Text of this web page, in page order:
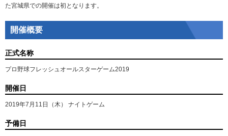
た宮城県での開催は初となります。
開催概要
正式名称
プロ野球フレッシュオールスターゲーム2019
開催日
2019年7月11日（木） ナイトゲーム
予備日